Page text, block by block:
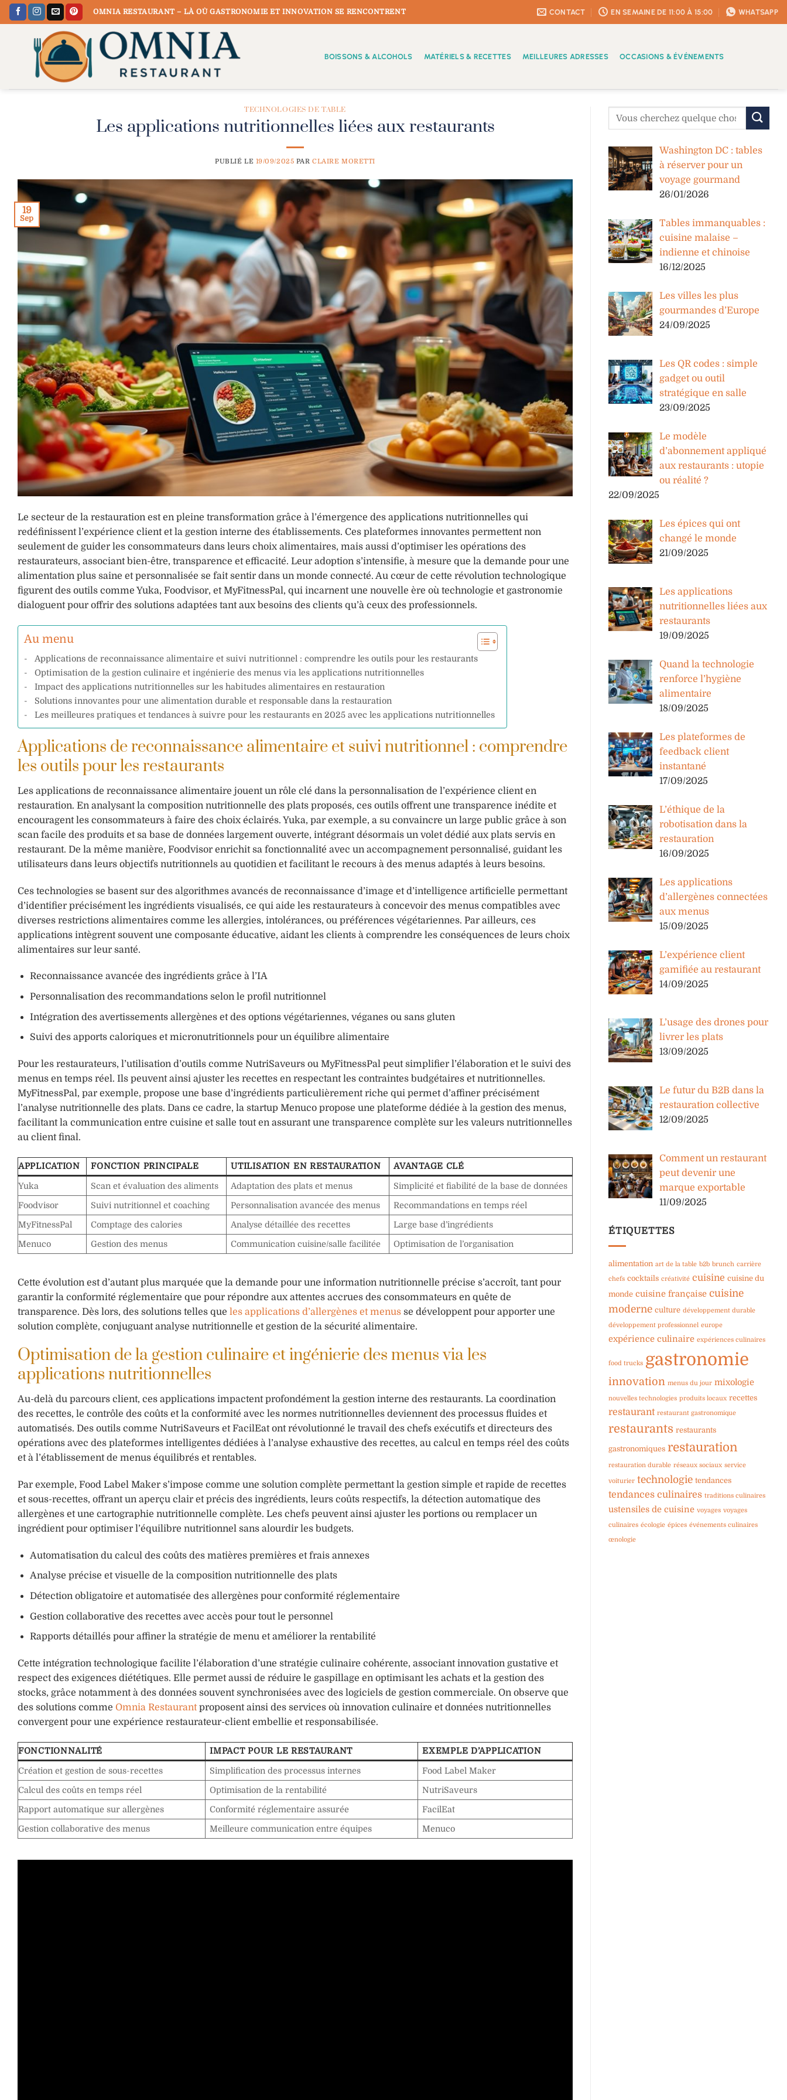
Passer
au
contenu
OMNIA RESTAURANT – LÀ OÙ GASTRONOMIE ET INNOVATION SE RENCONTRENT CONTACT EN SEMAINE DE 11:00 À 15:00 WHATSAPP
BOISSONS & ALCOHOLS MATÉRIELS & RECETTES MEILLEURES ADRESSES OCCASIONS & ÉVÉNEMENTS
TECHNOLOGIES DE TABLE
Les applications nutritionnelles liées aux restaurants
PUBLIÉ LE 19/09/2025 PARCLAIRE MORETTI
19
Sep
Le secteur de la restauration est en pleine transformation grâce à l’émergence des applications nutritionnelles qui
redéfinissent l’expérience client et la gestion interne des établissements. Ces plateformes innovantes permettent non
seulement de guider les consommateurs dans leurs choix alimentaires, mais aussi d’optimiser les opérations des
restaurateurs, associant bien-être, transparence et efficacité. Leur adoption s’intensifie, à mesure que la demande pour une
alimentation plus saine et personnalisée se fait sentir dans un monde connecté. Au cœur de cette révolution technologique
figurent des outils comme Yuka, Foodvisor, et MyFitnessPal, qui incarnent une nouvelle ère où technologie et gastronomie
dialoguent pour offrir des solutions adaptées tant aux besoins des clients qu’à ceux des professionnels.
Au menu
Applications de reconnaissance alimentaire et suivi nutritionnel : comprendre les outils pour les restaurants
Optimisation de la gestion culinaire et ingénierie des menus via les applications nutritionnelles
Impact des applications nutritionnelles sur les habitudes alimentaires en restauration
Solutions innovantes pour une alimentation durable et responsable dans la restauration
Les meilleures pratiques et tendances à suivre pour les restaurants en 2025 avec les applications nutritionnelles
Applications de reconnaissance alimentaire et suivi nutritionnel : comprendre
les outils pour les restaurants
Les applications de reconnaissance alimentaire jouent un rôle clé dans la personnalisation de l’expérience client en
restauration. En analysant la composition nutritionnelle des plats proposés, ces outils offrent une transparence inédite et
encouragent les consommateurs à faire des choix éclairés. Yuka, par exemple, a su convaincre un large public grâce à son
scan facile des produits et sa base de données largement ouverte, intégrant désormais un volet dédié aux plats servis en
restaurant. De la même manière, Foodvisor enrichit sa fonctionnalité avec un accompagnement personnalisé, guidant les
utilisateurs dans leurs objectifs nutritionnels au quotidien et facilitant le recours à des menus adaptés à leurs besoins.
Ces technologies se basent sur des algorithmes avancés de reconnaissance d’image et d’intelligence artificielle permettant
d’identifier précisément les ingrédients visualisés, ce qui aide les restaurateurs à concevoir des menus compatibles avec
diverses restrictions alimentaires comme les allergies, intolérances, ou préférences végétariennes. Par ailleurs, ces
applications intègrent souvent une composante éducative, aidant les clients à comprendre les conséquences de leurs choix
alimentaires sur leur santé.
Reconnaissance avancée des ingrédients grâce à l’IA
Personnalisation des recommandations selon le profil nutritionnel
Intégration des avertissements allergènes et des options végétariennes, véganes ou sans gluten
Suivi des apports caloriques et micronutritionnels pour un équilibre alimentaire
Pour les restaurateurs, l’utilisation d’outils comme NutriSaveurs ou MyFitnessPal peut simplifier l’élaboration et le suivi des
menus en temps réel. Ils peuvent ainsi ajuster les recettes en respectant les contraintes budgétaires et nutritionnelles.
MyFitnessPal, par exemple, propose une base d’ingrédients particulièrement riche qui permet d’affiner précisément
l’analyse nutritionnelle des plats. Dans ce cadre, la startup Menuco propose une plateforme dédiée à la gestion des menus,
facilitant la communication entre cuisine et salle tout en assurant une transparence complète sur les valeurs nutritionnelles
au client final.
APPLICATION FONCTION PRINCIPALE UTILISATION EN RESTAURATION AVANTAGE CLÉ
Yuka Scan et évaluation des aliments Adaptation des plats et menus Simplicité et fiabilité de la base de données
Foodvisor Suivi nutritionnel et coaching Personnalisation avancée des menus Recommandations en temps réel
MyFitnessPal Comptage des calories Analyse détaillée des recettes Large base d’ingrédients
Menuco Gestion des menus Communication cuisine/salle facilitée Optimisation de l’organisation
Cette évolution est d’autant plus marquée que la demande pour une information nutritionnelle précise s’accroît, tant pour
garantir la conformité réglementaire que pour répondre aux attentes accrues des consommateurs en quête de
transparence. Dès lors, des solutions telles que les applications d’allergènes et menus se développent pour apporter une
solution complète, conjuguant analyse nutritionnelle et gestion de la sécurité alimentaire.
Optimisation de la gestion culinaire et ingénierie des menus via les
applications nutritionnelles
Au-delà du parcours client, ces applications impactent profondément la gestion interne des restaurants. La coordination
des recettes, le contrôle des coûts et la conformité avec les normes nutritionnelles deviennent des processus fluides et
automatisés. Des outils comme NutriSaveurs et FacilEat ont révolutionné le travail des chefs exécutifs et directeurs des
opérations avec des plateformes intelligentes dédiées à l’analyse exhaustive des recettes, au calcul en temps réel des coûts
et à l’établissement de menus équilibrés et rentables.
Par exemple, Food Label Maker s’impose comme une solution complète permettant la gestion simple et rapide de recettes
et sous-recettes, offrant un aperçu clair et précis des ingrédients, leurs coûts respectifs, la détection automatique des
allergènes et une cartographie nutritionnelle complète. Les chefs peuvent ainsi ajuster les portions ou remplacer un
ingrédient pour optimiser l’équilibre nutritionnel sans alourdir les budgets.
Automatisation du calcul des coûts des matières premières et frais annexes
Analyse précise et visuelle de la composition nutritionnelle des plats
Détection obligatoire et automatisée des allergènes pour conformité réglementaire
Gestion collaborative des recettes avec accès pour tout le personnel
Rapports détaillés pour affiner la stratégie de menu et améliorer la rentabilité
Cette intégration technologique facilite l’élaboration d’une stratégie culinaire cohérente, associant innovation gustative et
respect des exigences diététiques. Elle permet aussi de réduire le gaspillage en optimisant les achats et la gestion des
stocks, grâce notamment à des données souvent synchronisées avec des logiciels de gestion commerciale. On observe que
des solutions comme Omnia Restaurantproposent ainsi des services où innovation culinaire et données nutritionnelles
convergent pour une expérience restaurateur-client embellie et responsabilisée.
FONCTIONNALITÉ IMPACT POUR LE RESTAURANT EXEMPLE D’APPLICATION
Création et gestion de sous-recettes Simplification des processus internes Food Label Maker
Calcul des coûts en temps réel Optimisation de la rentabilité NutriSaveurs
Rapport automatique sur allergènes Conformité réglementaire assurée FacilEat
Gestion collaborative des menus Meilleure communication entre équipes Menuco
Washington DC : tables
à réserver pour un
voyage gourmand
26/01/2026
Tables immanquables :
cuisine malaise –
indienne et chinoise
16/12/2025
Les villes les plus
gourmandes d’Europe
24/09/2025
Les QR codes : simple
gadget ou outil
stratégique en salle
23/09/2025
Le modèle
d’abonnement appliqué
aux restaurants : utopie
ou réalité ?
22/09/2025
Les épices qui ont
changé le monde
21/09/2025
Les applications
nutritionnelles liées aux
restaurants
19/09/2025
Quand la technologie
renforce l’hygiène
alimentaire
18/09/2025
Les plateformes de
feedback client
instantané
17/09/2025
L’éthique de la
robotisation dans la
restauration
16/09/2025
Les applications
d’allergènes connectées
aux menus
15/09/2025
L’expérience client
gamifiée au restaurant
14/09/2025
L’usage des drones pour
livrer les plats
13/09/2025
Le futur du B2B dans la
restauration collective
12/09/2025
Comment un restaurant
peut devenir une
marque exportable
11/09/2025
ÉTIQUETTES
alimentation art de la table b2b brunch carrière
chefs cocktails créativité cuisine cuisine du
monde cuisine française cuisine
moderne culture développement durable
développement professionnel europe
expérience culinaire expériences culinaires
food trucks gastronomie
innovation menus du jour mixologie
nouvelles technologies produits locaux recettes
restaurant restaurant gastronomique
restaurants restaurants
gastronomiques restauration
restauration durable réseaux sociaux service
voiturier technologie tendances
tendances culinaires traditions culinaires
ustensiles de cuisine voyages voyages
culinaires écologie épices événements culinaires
œnologie